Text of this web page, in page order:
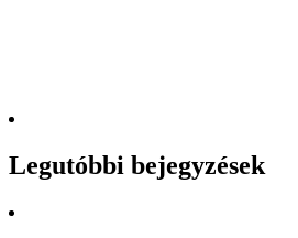
Legutóbbi bejegyzések